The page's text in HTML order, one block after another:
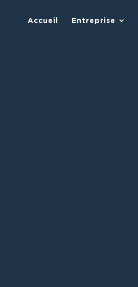
Accueil Entreprise